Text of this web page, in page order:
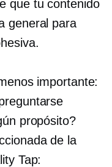
que tu contenido
general para
importante:
propósito?
de la
Tap: